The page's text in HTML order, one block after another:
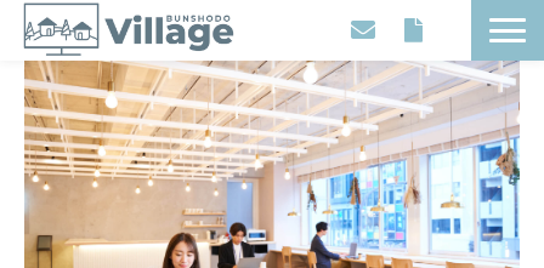
Workplaces
Movies
Events
Contents
Articles